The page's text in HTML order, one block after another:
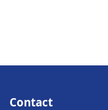
Contact